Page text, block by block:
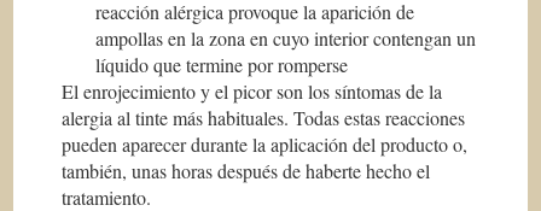
reacción alérgica provoque la aparición de
ampollas en la zona en cuyo interior contengan un
líquido que termine por romperse
El enrojecimiento y el picor son los síntomas de la
alergia al tinte más habituales. Todas estas reacciones
pueden aparecer durante la aplicación del producto o,
también, unas horas después de haberte hecho el
tratamiento.